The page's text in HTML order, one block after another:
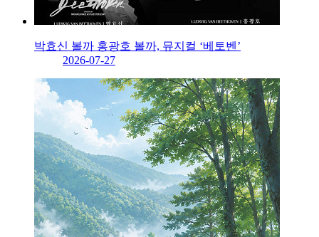
박효신 볼까 홍광호 볼까, 뮤지컬 ‘베토벤’
2026-07-27